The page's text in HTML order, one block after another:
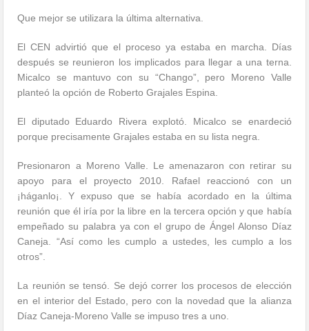
Que mejor se utilizara la última alternativa.
El CEN advirtió que el proceso ya estaba en marcha. Días
después se reunieron los implicados para llegar a una terna.
Micalco se mantuvo con su “Chango”, pero Moreno Valle
planteó la opción de Roberto Grajales Espina.
El diputado Eduardo Rivera explotó. Micalco se enardeció
porque precisamente Grajales estaba en su lista negra.
Presionaron a Moreno Valle. Le amenazaron con retirar su
apoyo para el proyecto 2010. Rafael reaccionó con un
¡háganlo¡. Y expuso que se había acordado en la última
reunión que él iría por la libre en la tercera opción y que había
empeñado su palabra ya con el grupo de Ángel Alonso Díaz
Caneja. “Así como les cumplo a ustedes, les cumplo a los
otros”.
La reunión se tensó. Se dejó correr los procesos de elección
en el interior del Estado, pero con la novedad que la alianza
Díaz Caneja-Moreno Valle se impuso tres a uno.